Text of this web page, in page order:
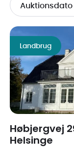
Auktionsdato
Landbrug
Høbjergvej
Helsinge